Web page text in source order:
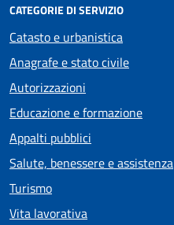
CATEGORIE DI SERVIZIO
Catasto e urbanistica
Anagrafe e stato civile
Autorizzazioni
Educazione e formazione
Appalti pubblici
Salute, benessere e assistenza
Turismo
Vita lavorativa